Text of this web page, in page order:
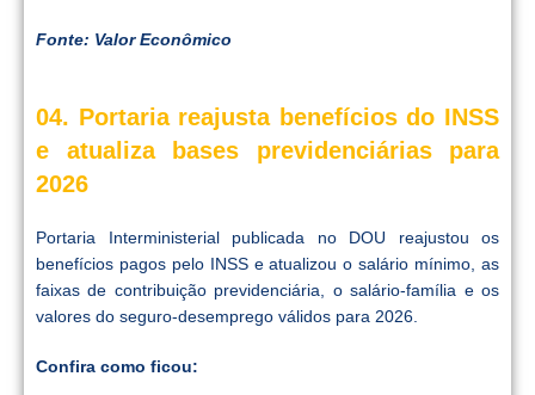
Fonte: Valor Econômico
04. Portaria reajusta benefícios do INSS
e atualiza bases previdenciárias para
2026
Portaria Interministerial publicada no DOU reajustou os
benefícios pagos pelo INSS e atualizou o salário mínimo, as
faixas de contribuição previdenciária, o salário-família e os
valores do seguro-desemprego válidos para 2026.
Confira como ficou: